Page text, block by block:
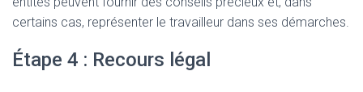
certains cas, représenter le travailleur dans ses démarches.
Étape 4 : Recours légal